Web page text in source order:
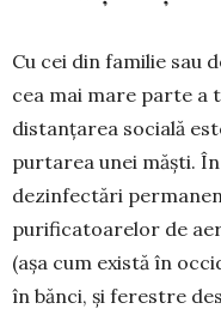
Cu cei din familie sau
cea mai mare parte a
distanțarea socială
purtarea unei măști.
dezinfectări
purificatoarelor de
(așa cum există în
în bănci, și ferestre